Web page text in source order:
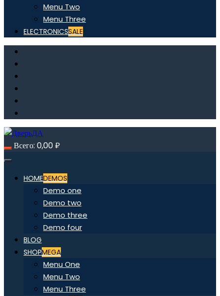
Menu Two
Menu Three
ELECTRONICSSALE
Всего: 0,00₽
HOMEDEMOS
Demo one
Demo two
Demo three
Demo four
BLOG
SHOPMEGA
Menu One
Menu Two
Menu Three